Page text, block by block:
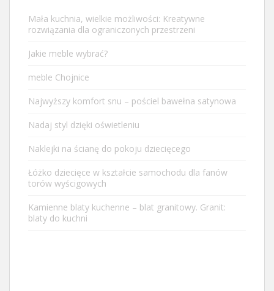
Mała kuchnia, wielkie możliwości: Kreatywne
rozwiązania dla ograniczonych przestrzeni
Jakie meble wybrać?
meble Chojnice
Najwyższy komfort snu – pościel bawełna satynowa
Nadaj styl dzięki oświetleniu
Naklejki na ścianę do pokoju dziecięcego
Łóżko dziecięce w kształcie samochodu dla fanów
torów wyścigowych
Kamienne blaty kuchenne – blat granitowy. Granit:
blaty do kuchni